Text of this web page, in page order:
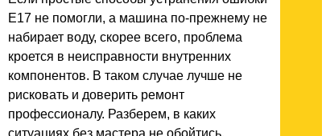
E17 не помогли, а машина по-прежнему не
набирает воду, скорее всего, проблема
кроется в неисправности внутренних
компонентов. В таком случае лучше не
рисковать и доверить ремонт
профессионалу. Разберем, в каких